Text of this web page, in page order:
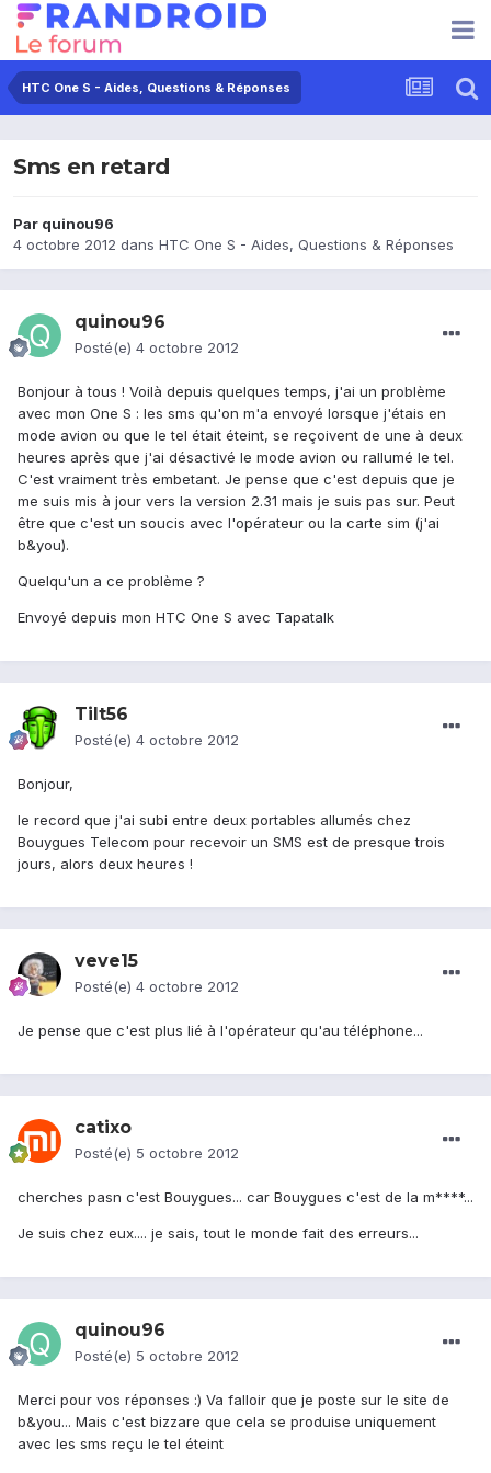
HTC One S - Aides, Questions & Réponses
Sms en retard
Par quinou96
4 octobre 2012 dans HTC One S - Aides, Questions & Réponses
quinou96
Posté(e) 4 octobre 2012
Bonjour à tous ! Voilà depuis quelques temps, j'ai un problème
avec mon One S : les sms qu'on m'a envoyé lorsque j'étais en
mode avion ou que le tel était éteint, se reçoivent de une à deux
heures après que j'ai désactivé le mode avion ou rallumé le tel.
C'est vraiment très embetant. Je pense que c'est depuis que je
me suis mis à jour vers la version 2.31 mais je suis pas sur. Peut
être que c'est un soucis avec l'opérateur ou la carte sim (j'ai
b&you).
Quelqu'un a ce problème ?
Envoyé depuis mon HTC One S avec Tapatalk
Tilt56
Posté(e) 4 octobre 2012
Bonjour,
le record que j'ai subi entre deux portables allumés chez
Bouygues Telecom pour recevoir un SMS est de presque trois
jours, alors deux heures !
veve15
Posté(e) 4 octobre 2012
Je pense que c'est plus lié à l'opérateur qu'au téléphone...
catixo
Posté(e) 5 octobre 2012
cherches pasn c'est Bouygues... car Bouygues c'est de la m****...
Je suis chez eux.... je sais, tout le monde fait des erreurs...
quinou96
Posté(e) 5 octobre 2012
Merci pour vos réponses :) Va falloir que je poste sur le site de
b&you... Mais c'est bizzare que cela se produise uniquement
avec les sms reçu le tel éteint